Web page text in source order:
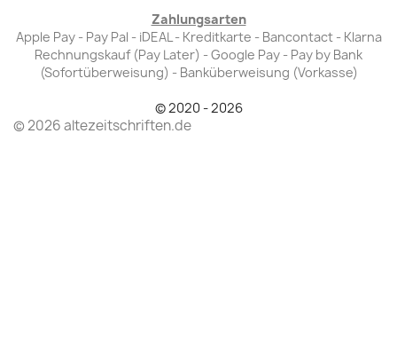
Zahlungsarten
Apple Pay - Pay Pal - iDEAL - Kreditkarte - Bancontact - Klarna
Rechnungskauf (Pay Later) - Google Pay - Pay by Bank
(Sofortüberweisung) - Banküberweisung (Vorkasse)
© 2020 - 2026
© 2026 altezeitschriften.de